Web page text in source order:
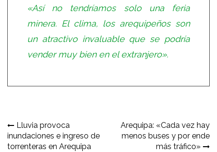
«Así no tendríamos solo una feria
minera. El clima, los arequipeños son
un atractivo invaluable que se podría
vender muy bien en el extranjero».
Navegación
de
Lluvia provoca
inundaciones e ingreso de
torrenteras en Arequipa
Arequipa: «Cada vez hay
menos buses y por ende
más tráfico»